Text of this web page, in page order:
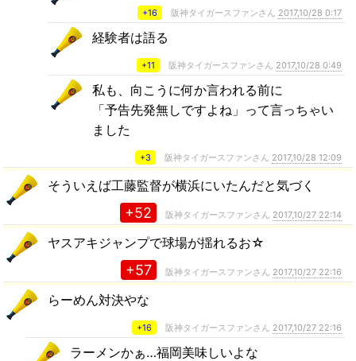
+16 阪神タイガースファンさん 2017,10/28 0:17
経験者は語る
+11 阪神タイガースファンさん 2017,10/28 0:49
私も、向こうに何か言われる前に
「予告先発無しですよね」って言っちゃい
ました
+3 阪神タイガースファンさん 2017,10/28 12:09
そういえば工藤監督が横浜にいたんだと気づく
+52 阪神タイガースファンさん 2017,10/27 22:14
ヤスアキジャンプで球場が揺れるお☆
+57 阪神タイガースファンさん 2017,10/27 22:16
らーめん対決やな
+16 阪神タイガースファンさん 2017,10/27 22:16
ラーメンかぁ…福岡美味しいよな